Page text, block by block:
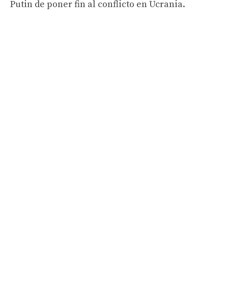
Putin de poner fin al conflicto en Ucrania.